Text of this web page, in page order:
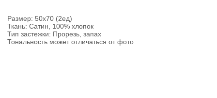
Размер: 50х70 (2ед)
Ткань: Сатин, 100% хлопок
Тип застежки: Прорезь, запах
Тональность может отличаться от фото